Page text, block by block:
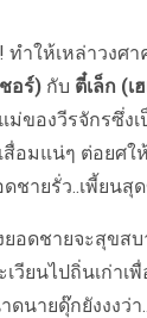
ให้เหล่าวงศา
อร์) กับ ตี๋เล็ก (เ
แม่ของวีรจักรซึ่ง
สื่อมแน่ๆ ต่อยศให้
ชายรั่ว..เพี้ยนสุ
ดชายจะสุขสบ
เวียนไปถิ่นเก่า
ดนายดุ๊กยังงง